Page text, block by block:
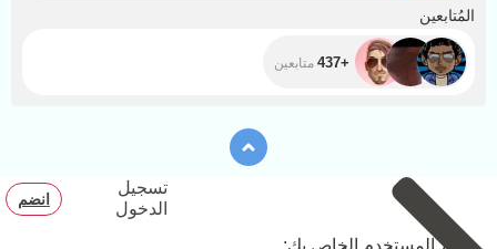
المُتابعين
+437 متابعين
تسجيل
الدخول
انضم
اسم المستخدم الخاص بك: